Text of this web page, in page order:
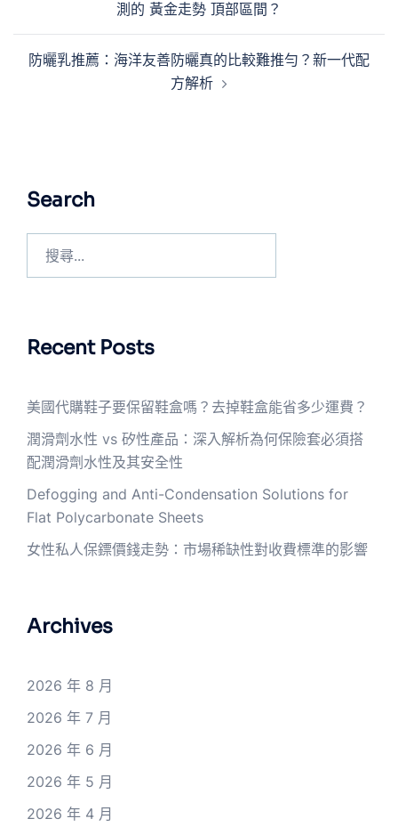
測的 黃金走勢 頂部區間？
防曬乳推薦：海洋友善防曬真的比較難推勻？新一代配
方解析
Search
Recent Posts
美國代購鞋子要保留鞋盒嗎？去掉鞋盒能省多少運費？
潤滑劑水性 vs 矽性產品：深入解析為何保險套必須搭
配潤滑劑水性及其安全性
Defogging and Anti-Condensation Solutions for
Flat Polycarbonate Sheets
女性私人保鏢價錢走勢：市場稀缺性對收費標準的影響
Archives
2026 年 8 月
2026 年 7 月
2026 年 6 月
2026 年 5 月
2026 年 4 月